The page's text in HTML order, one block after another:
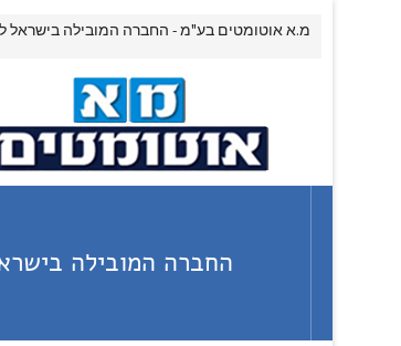
מ.א אוטומטים בע"מ - החברה המובילה בישראל
החברה המובילה